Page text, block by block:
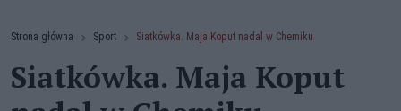
Strona główna Sport Siatkówka. Maja Koput nadal w Chemiku
Siatkówka. Maja Koput